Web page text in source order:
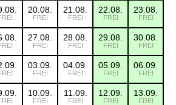
20.08.
FREI
21.08.
FREI
22.08.
FREI
23.08.
FREI
27.08.
FREI
28.08.
FREI
29.08.
FREI
30.08.
FREI
03.09.
FREI
04.09.
FREI
05.09.
FREI
06.09.
FREI
10.09.
FREI
11.09.
FREI
12.09.
FREI
13.09.
FREI